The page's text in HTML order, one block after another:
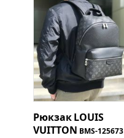
РюкзакLOUIS
VUITTON BMS-125673